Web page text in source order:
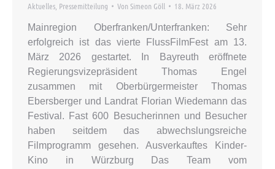
Aktuelles Pressemitteilung Von Simeon Göll 18. März 2026
Mainregion Oberfranken/Unterfranken: Sehr
erfolgreich ist das vierte FlussFilmFest am 13.
März 2026 gestartet. In Bayreuth eröffnete
Regierungsvizepräsident Thomas Engel
zusammen mit Oberbürgermeister Thomas
Ebersberger und Landrat Florian Wiedemann das
Festival. Fast 600 Besucherinnen und Besucher
haben seitdem das abwechslungsreiche
Filmprogramm gesehen. Ausverkauftes Kinder-
Kino in Würzburg Das Team vom